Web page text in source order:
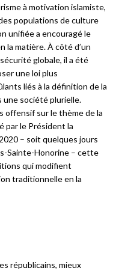
à motivation islamiste,
populations de culture
unifiée a encouragé le
la matière. À côté d’un
globale, il a été
une loi plus
liés à la définition de la
une société plurielle.
offensif sur le thème de la
par le Président la
– soit quelques jours
Sainte-Honorine – cette
qui modifient
traditionnelle en la
républicains, mieux